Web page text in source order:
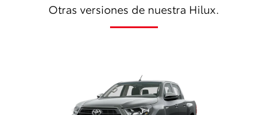
Otras versiones de nuestra Hilux.